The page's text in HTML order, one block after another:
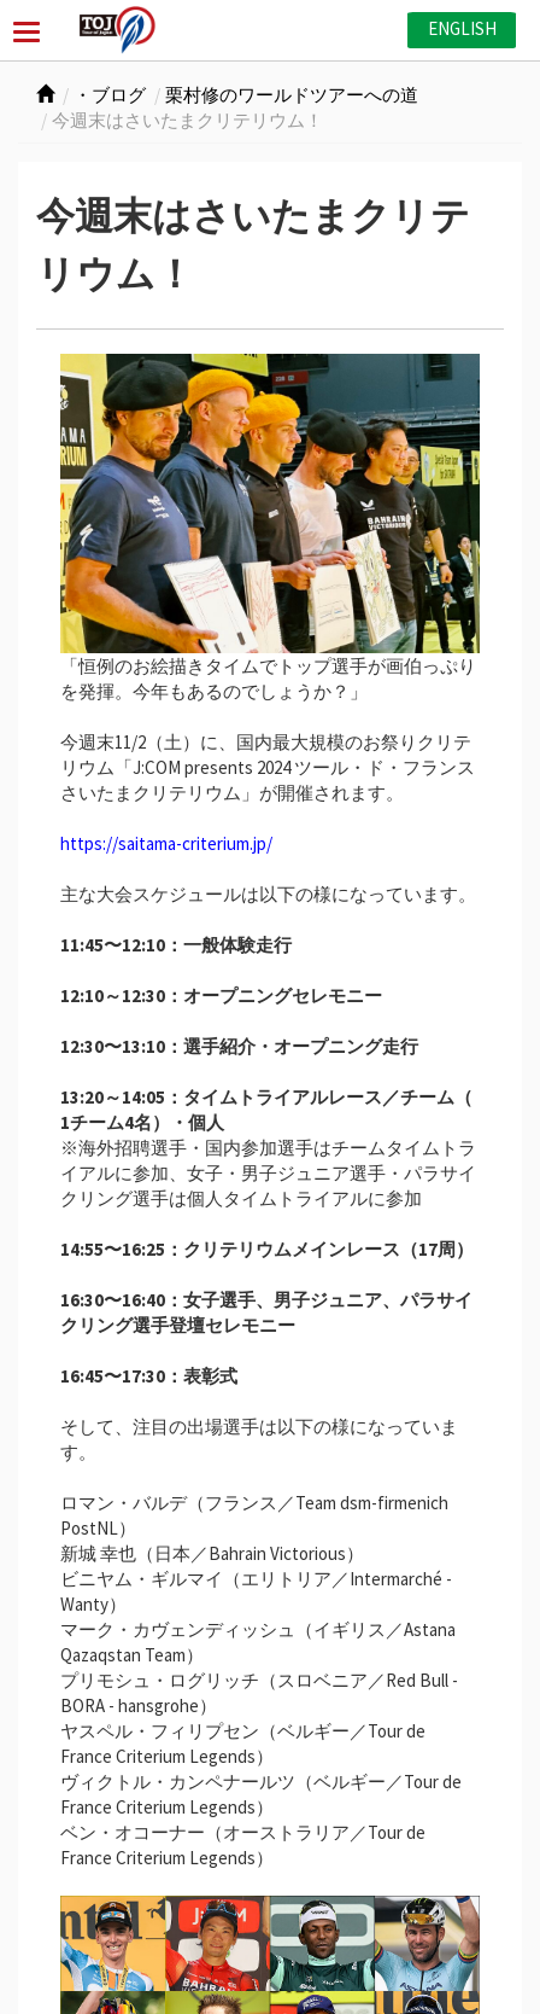
ENGLISH
・ブログ
栗村修のワールドツアーへの道
今週末はさいたまクリテリウム！
今週末はさいたまクリテ
リウム！
「恒例のお絵描きタイムでトップ選手が画伯っぷり
を発揮。今年もあるのでしょうか？」
今週末11/2（土）に、国内最大規模のお祭りクリテ
リウム「J:COM presents 2024 ツール・ド・フランス
さいたまクリテリウム」が開催されます。
https://saitama-criterium.jp/
主な大会スケジュールは以下の様になっています。
11:45〜12:10： 一般体験走行
12:10～12:30： オープニングセレモニー
12:30〜13:10： 選手紹介・オープニング走行
13:20～14:05： タイムトライアルレース／チーム（
1チーム4名）・個人
※海外招聘選手・国内参加選手はチームタイムトラ
イアルに参加、女子・男子ジュニア選手・パラサイ
クリング選手は個人タイムトライアルに参加
14:55〜16:25： クリテリウムメインレース（17周）
16:30〜16:40： 女子選手、男子ジュニア、パラサイ
クリング選手登壇セレモニー
16:45〜17:30： 表彰式
そして、注目の出場選手は以下の様になっていま
す。
ロマン・バルデ（フランス／Team dsm-firmenich
PostNL）
新城 幸也（日本／Bahrain Victorious）
ビニヤム・ギルマイ（エリトリア／Intermarché -
Wanty）
マーク・カヴェンディッシュ（イギリス／Astana
Qazaqstan Team）
プリモシュ・ログリッチ（スロベニア／Red Bull -
BORA - hansgrohe）
ヤスペル・フィリプセン（ベルギー／Tour de
France Criterium Legends）
ヴィクトル・カンペナールツ（ベルギー／Tour de
France Criterium Legends）
ベン・オコーナー（オーストラリア／Tour de
France Criterium Legends）